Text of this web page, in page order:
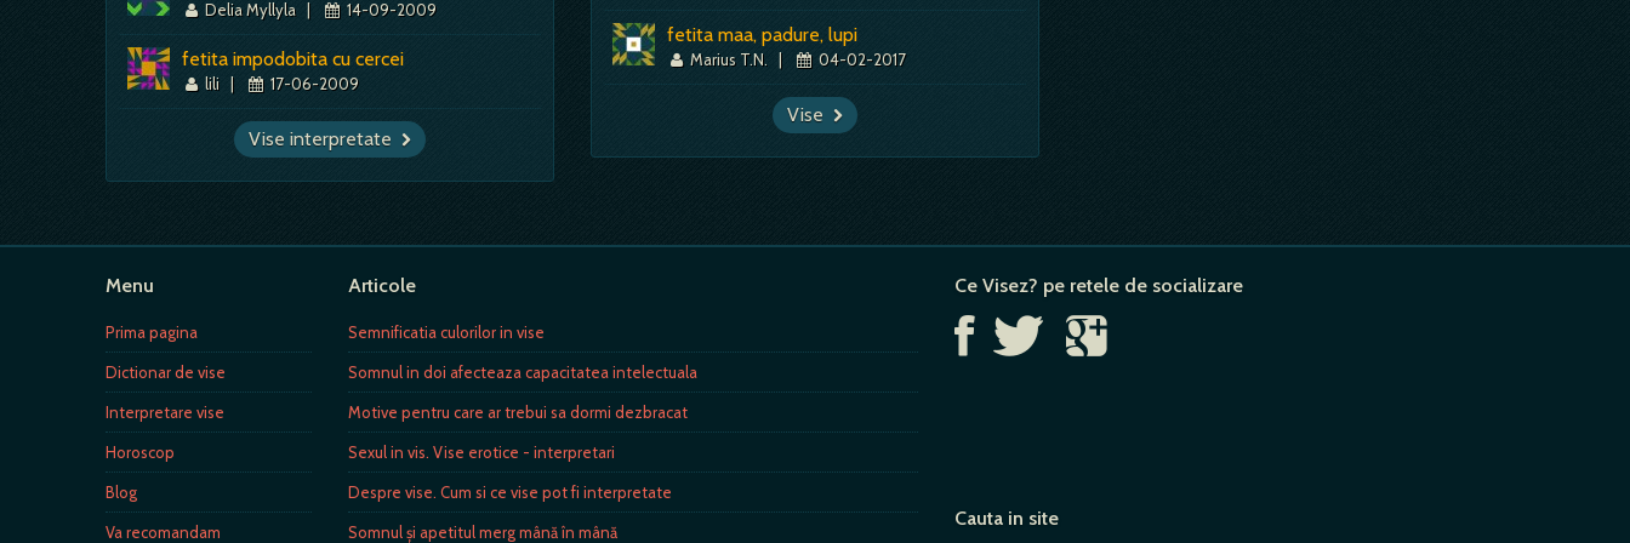
Delia Myllyla | 14-09-2009
fetita impodobita cu cercei
lili | 17-06-2009
Vise interpretate
fetita maa, padure, lupi
Marius T.N. | 04-02-2017
Vise
Menu
Prima pagina
Dictionar de vise
Interpretare vise
Horoscop
Blog
Va recomandam
Articole
Semnificatia culorilor in vise
Somnul in doi afecteaza capacitatea intelectuala
Motive pentru care ar trebui sa dormi dezbracat
Sexul in vis. Vise erotice - interpretari
Despre vise. Cum si ce vise pot fi interpretate
Somnul şi apetitul merg mână în mână
Ce Visez? pe retele de socializare
Cauta in site